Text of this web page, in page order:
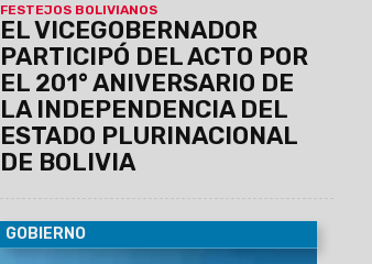
FESTEJOS BOLIVIANOS
EL VICEGOBERNADOR
PARTICIPÓ DEL ACTO POR
EL 201° ANIVERSARIO DE
LA INDEPENDENCIA DEL
ESTADO PLURINACIONAL
DE BOLIVIA
GOBIERNO